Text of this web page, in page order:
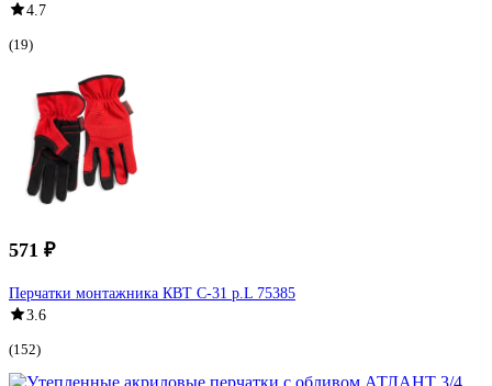
4.7
(19)
571 ₽
Перчатки монтажника КВТ С-31 р.L 75385
3.6
(152)